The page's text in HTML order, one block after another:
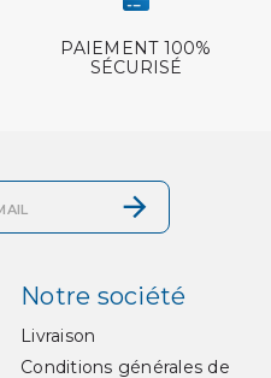
PAIEMENT 100%
SÉCURISÉ
Notre société
Livraison
Conditions générales de